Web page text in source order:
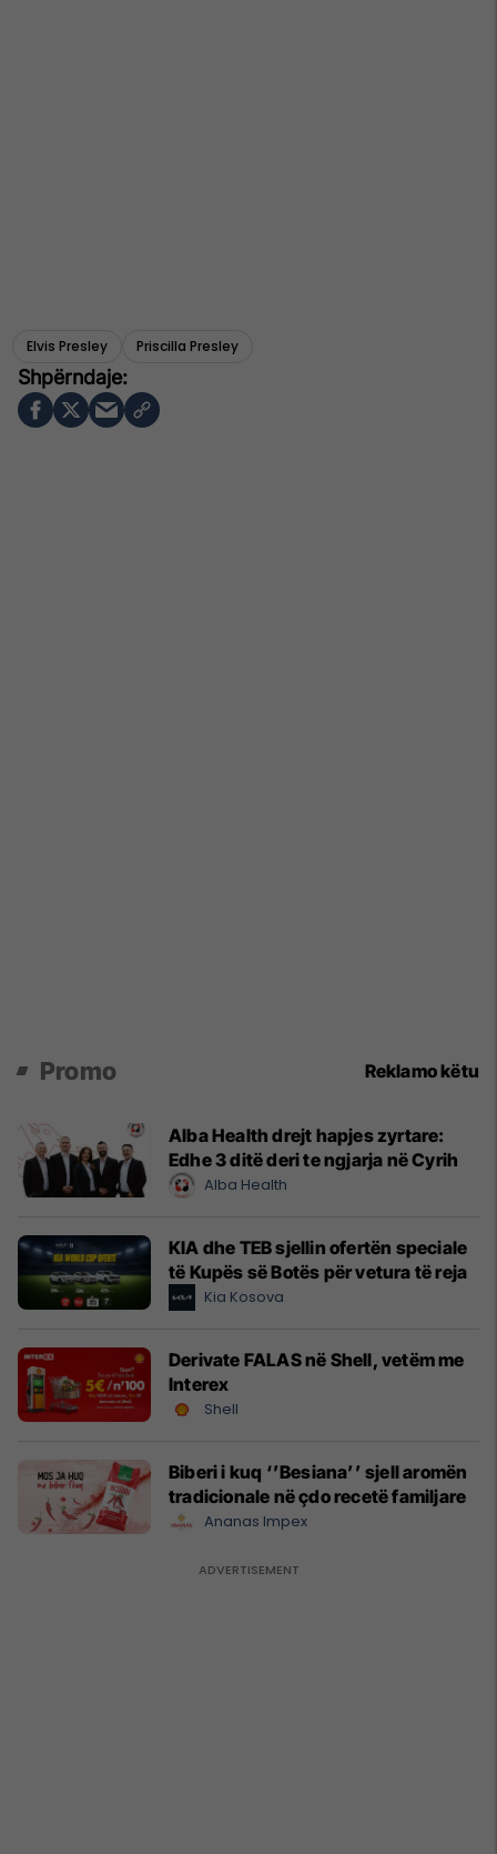
Elvis Presley Priscilla Presley
Promo Reklamo këtu
Alba Health drejt hapjes zyrtare:
Edhe 3 ditë deri te ngjarja në Cyrih
Alba Health
KIA dhe TEB sjellin ofertën speciale
të Kupës së Botës për vetura të reja
Kia Kosova
Derivate FALAS në Shell, vetëm me
Interex
Shell
Biberi i kuq ‘’Besiana’’ sjell aromën
tradicionale në çdo recetë familjare
Ananas Impex